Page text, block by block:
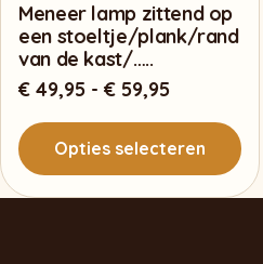
Meneer lamp zittend op
een stoeltje/plank/rand
van de kast/…..
€ 49,95 - € 59,95Prijsklasse:
€ 49,95
tot
€ 59,95
Opties selecteren
Dit